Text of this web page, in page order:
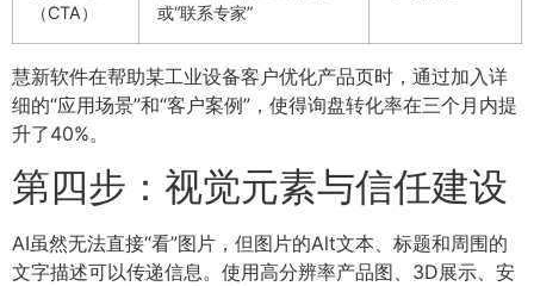
（CTA）
或“联系专家”
慧新软件在帮助某工业设备客户优化产品页时，通过加入详
细的“应用场景”和“客户案例”，使得询盘转化率在三个月内提
升了40%。
第四步：视觉元素与信任建设
AI虽然无法直接“看”图片，但图片的Alt文本、标题和周围的
文字描述可以传递信息。使用高分辨率产品图、3D展示、安